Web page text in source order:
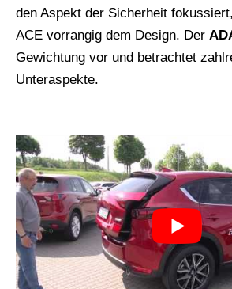
den Aspekt der Sicherheit
ACE vorrangig dem Design. Der
Gewichtung vor und betrachtet
Unteraspekte.